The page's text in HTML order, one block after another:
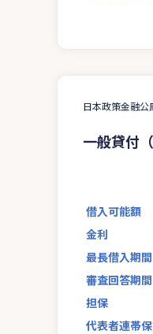
日本政策金融公
一般貸付
借入可能額
金利
最長借入期間
審査回答期間
担保
代表者連帯